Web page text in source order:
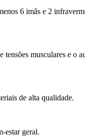
6 imãs e 2
musculares e o
de alta qualidade.
estar geral.